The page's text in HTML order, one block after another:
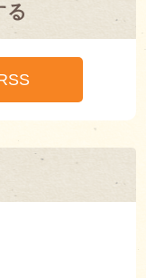
る